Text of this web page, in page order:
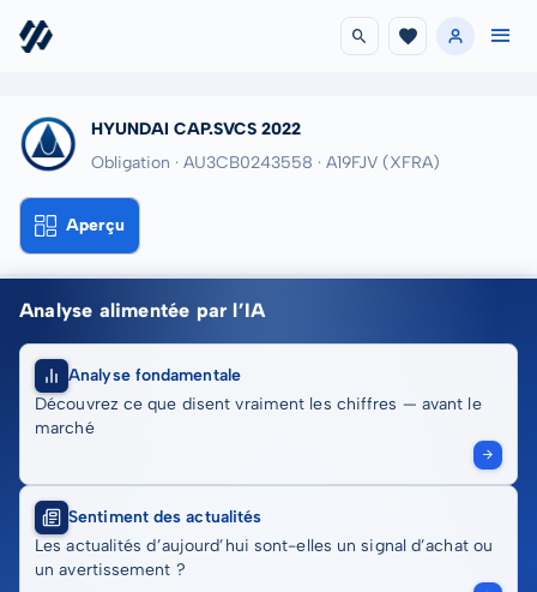
HYUNDAI CAP.SVCS 2022
Obligation · AU3CB0243558 · A19FJV (XFRA)
Aperçu
Analyse alimentée par l’IA
Analyse fondamentale
Découvrez ce que disent vraiment les chiffres — avant le
marché
Sentiment des actualités
Les actualités d’aujourd’hui sont-elles un signal d’achat ou
un avertissement ?